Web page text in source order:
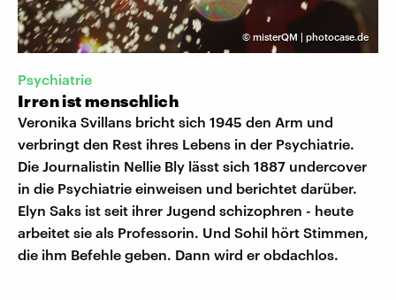
© misterQM | photocase.de
Psychiatrie
Irren ist menschlich
Veronika Svillans bricht sich 1945 den Arm und
verbringt den Rest ihres Lebens in der Psychiatrie.
Die Journalistin Nellie Bly lässt sich 1887 undercover
in die Psychiatrie einweisen und berichtet darüber.
Elyn Saks ist seit ihrer Jugend schizophren - heute
arbeitet sie als Professorin. Und Sohil hört Stimmen,
die ihm Befehle geben. Dann wird er obdachlos.